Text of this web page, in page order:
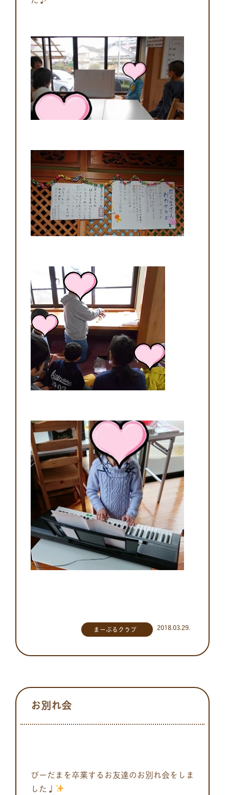
2018.03.29.
まーぶるクラブ
お別れ会
びーだまを卒業するお友達のお別れ会をしま
した♩